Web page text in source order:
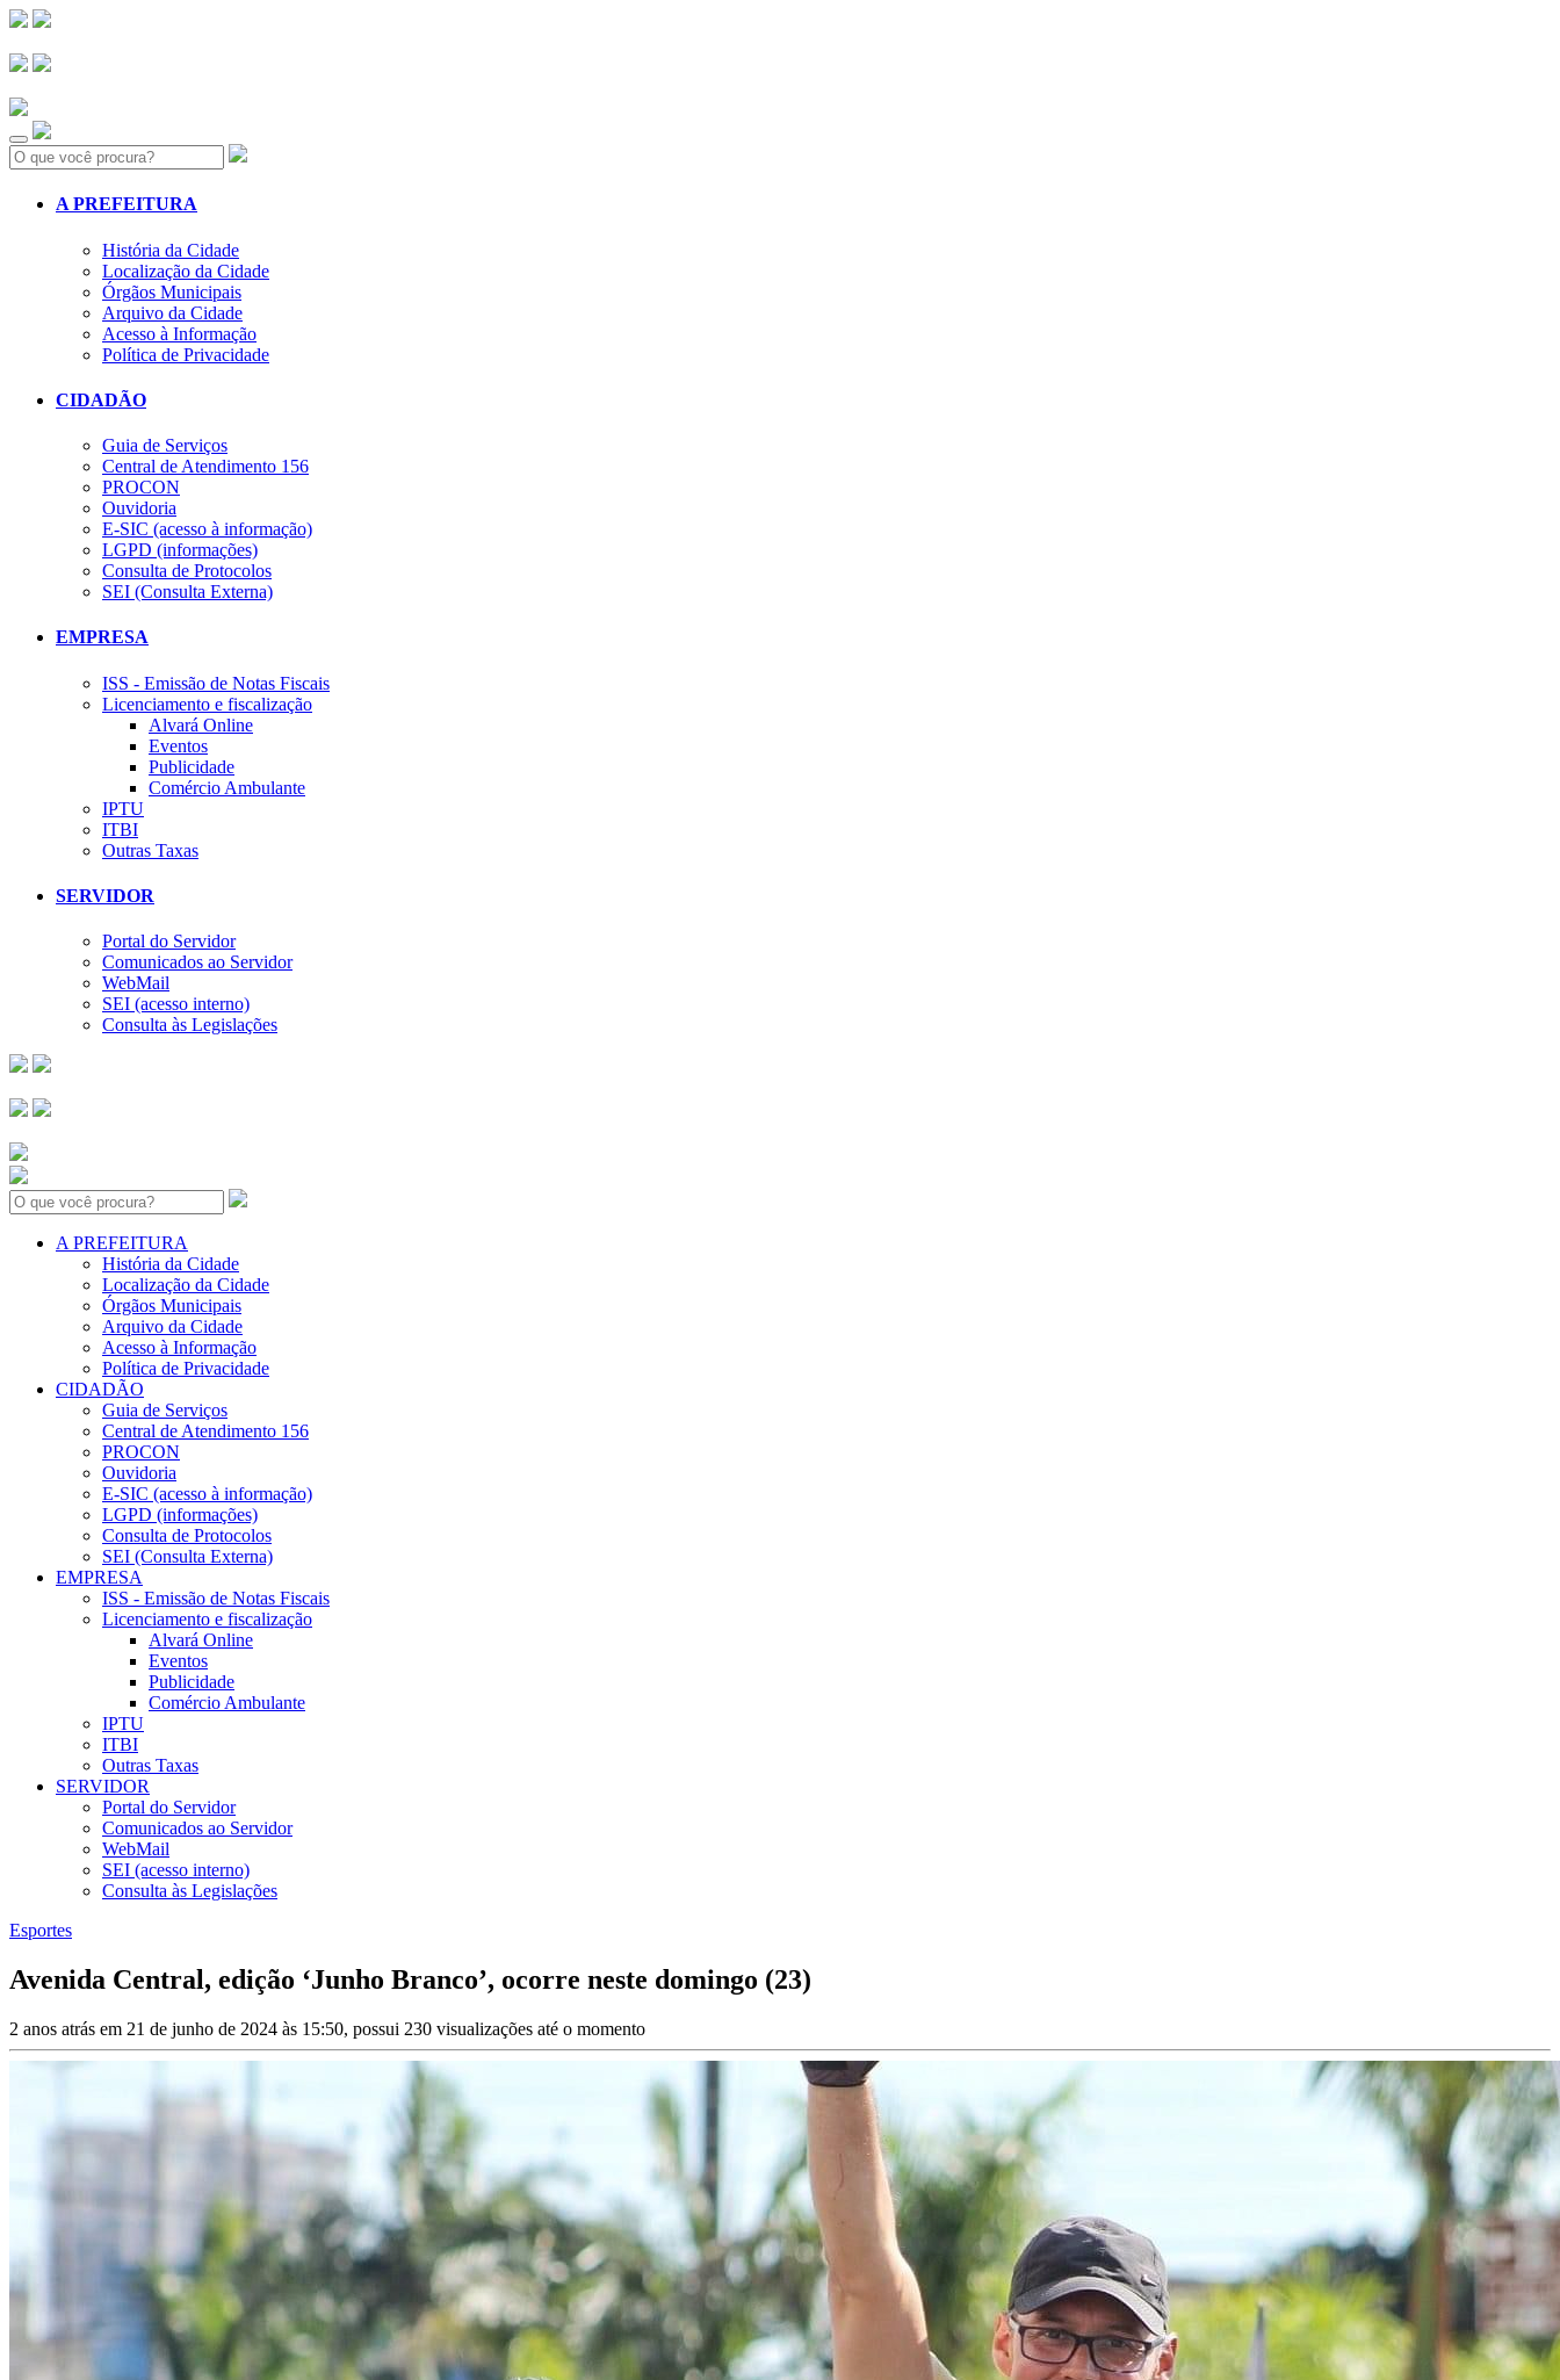
Search:
A PREFEITURA
História da Cidade
Localização da Cidade
Órgãos Municipais
Arquivo da Cidade
Acesso à Informação
Política de Privacidade
CIDADÃO
Guia de Serviços
Central de Atendimento 156
PROCON
Ouvidoria
E-SIC (acesso à informação)
LGPD (informações)
Consulta de Protocolos
SEI (Consulta Externa)
EMPRESA
ISS - Emissão de Notas Fiscais
Licenciamento e fiscalização
Alvará Online
Eventos
Publicidade
Comércio Ambulante
IPTU
ITBI
Outras Taxas
SERVIDOR
Portal do Servidor
Comunicados ao Servidor
WebMail
SEI (acesso interno)
Consulta às Legislações
Search:
A PREFEITURA
História da Cidade
Localização da Cidade
Órgãos Municipais
Arquivo da Cidade
Acesso à Informação
Política de Privacidade
CIDADÃO
Guia de Serviços
Central de Atendimento 156
PROCON
Ouvidoria
E-SIC (acesso à informação)
LGPD (informações)
Consulta de Protocolos
SEI (Consulta Externa)
EMPRESA
ISS - Emissão de Notas Fiscais
Licenciamento e fiscalização
Alvará Online
Eventos
Publicidade
Comércio Ambulante
IPTU
ITBI
Outras Taxas
SERVIDOR
Portal do Servidor
Comunicados ao Servidor
WebMail
SEI (acesso interno)
Consulta às Legislações
Esportes
Avenida Central, edição ‘Junho Branco’, ocorre neste domingo (23)
2 anos atrás em 21 de junho de 2024 às 15:50, possui 230 visualizações até o momento